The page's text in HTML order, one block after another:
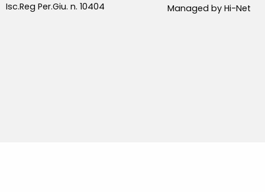
Isc.Reg Per.Giu. n. 10404
Managed by Hi-Net